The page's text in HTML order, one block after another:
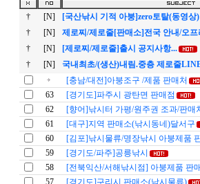
† [N]
[국산낚시 기적 아붕]zero토탈(동영상)
†
[N]
제로찌/제로줄[판매소]전국 안내/오프
†
[N]
[제로찌/제로줄]출시 공지사항...
†
[N]
국내최초/(생산)내림.중층 제로줄
[충남/대전]아붕조구 /제품 판매처
63
[경기도]파주시 광탄면 판매점
62
[향어]낚시터 가평/원주권 조과/판매
61
[대구]지역 판매소(낚시동네)달서구
60
[김포]낚시물류/명장낚시 아붕제품
59
[경기도/파주]공릉낚시
58
[전북익산/서해낚시점] 아붕제품 판
57
[경기도]구리시 판매소(낚시물류)